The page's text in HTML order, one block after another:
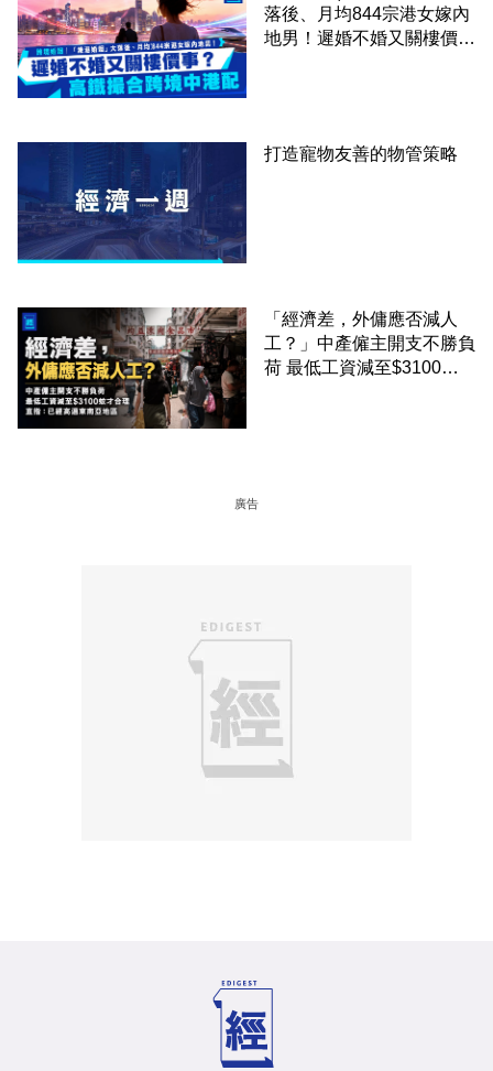
落後、月均844宗港女嫁內
地男！遲婚不婚又關樓價
打造寵物友善的物管策略
「經濟差，外傭應否減人
工？」中產僱主開支不勝負
荷 最低工資減至$3100蚊
廣告